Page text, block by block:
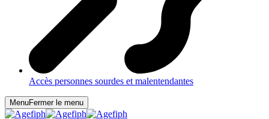
Accès personnes sourdes et malentendantes
MenuFermer le menu